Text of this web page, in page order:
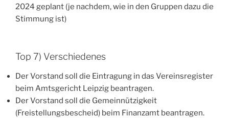
2024 geplant (je nachdem, wie in den Gruppen dazu die
Stimmung ist)
Top 7) Verschiedenes
Der Vorstand soll die Eintragung in das Vereinsregister
beim Amtsgericht Leipzig beantragen.
Der Vorstand soll die Gemeinnützigkeit
(Freistellungsbescheid) beim Finanzamt beantragen.